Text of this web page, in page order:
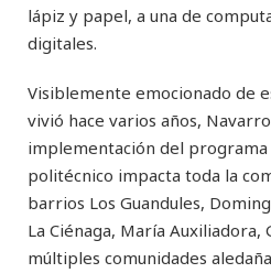
lápiz y papel, a una de
digitales.
Visiblemente emocionado de
vivió hace varios años,
implementación del
politécnico impacta toda la
barrios Los Guandules,
La Ciénaga, María Auxiliadora,
múltiples comunidades